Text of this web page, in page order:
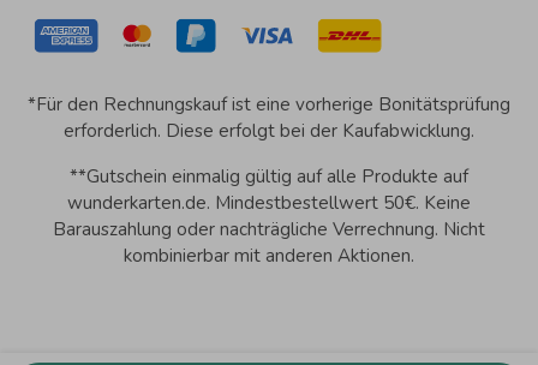
*Für den Rechnungskauf ist eine vorherige Bonitätsprüfung
erforderlich. Diese erfolgt bei der Kaufabwicklung.
**Gutschein einmalig gültig auf alle Produkte auf
wunderkarten.de. Mindestbestellwert 50€. Keine
Barauszahlung oder nachträgliche Verrechnung. Nicht
kombinierbar mit anderen Aktionen.